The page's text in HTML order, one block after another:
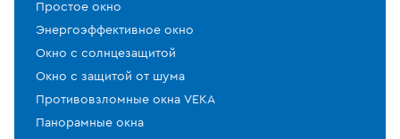
Простое окно
Энергоэффективное окно
Окно с солнцезащитой
Окно с защитой от шума
Противовзломные окна VEKA
Панорамные окна